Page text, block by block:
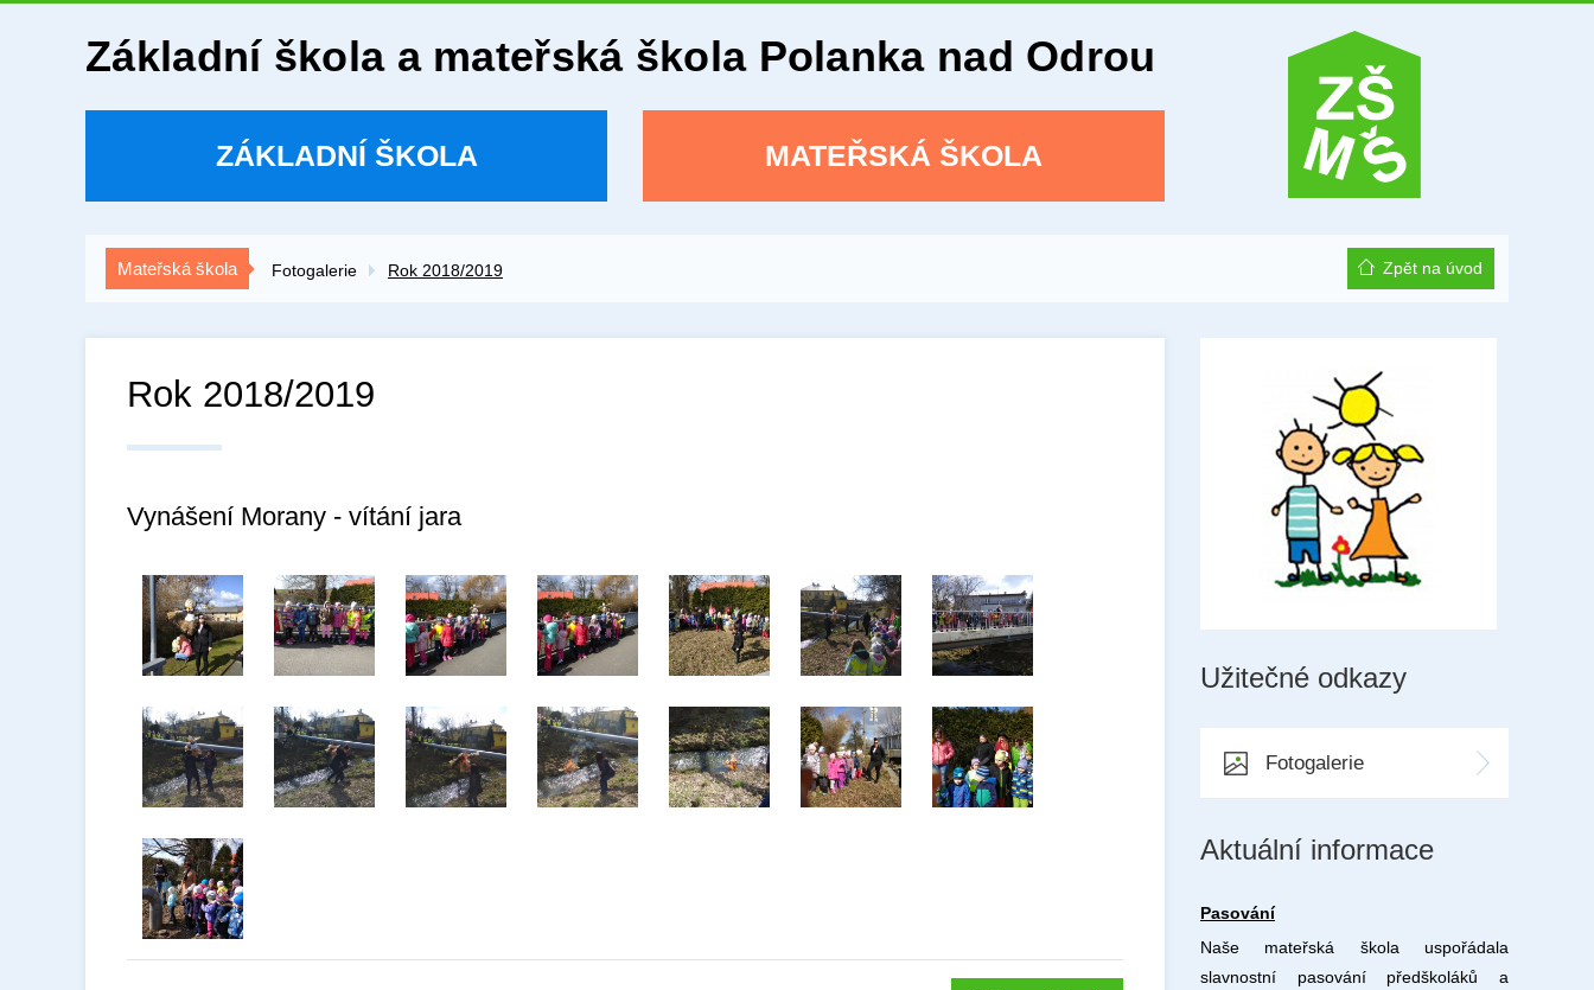
Základní škola a mateřská škola Polanka nad Odrou
ZÁKLADNÍ ŠKOLA MATEŘSKÁ ŠKOLA
Mateřská škola Fotogalerie Rok 2018/2019 Zpět na úvod
Rok 2018/2019
Vynášení Morany - vítání jara
Užitečné odkazy
Fotogalerie
Aktuální informace
Pasování
Naše mateřská škola uspořádala
slavnostní pasování předškoláků a